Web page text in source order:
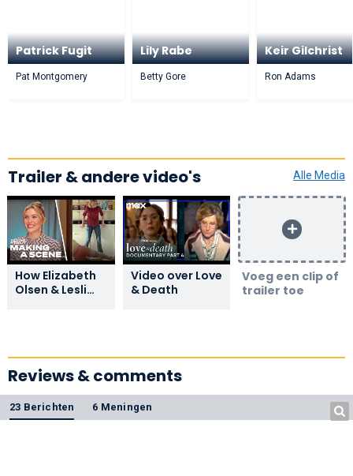
Patrick Fugit
Pat Montgomery
Lily Rabe
Betty Gore
Keir Gilchrist
Ron Adams
Trailer & andere video's Alle Media
How Elizabeth
Olsen & Lesli
Making A Scene
Video over Love
& Death
Voeg een clip of
trailer toe
Reviews & comments
23 Berichten 6 Meningen